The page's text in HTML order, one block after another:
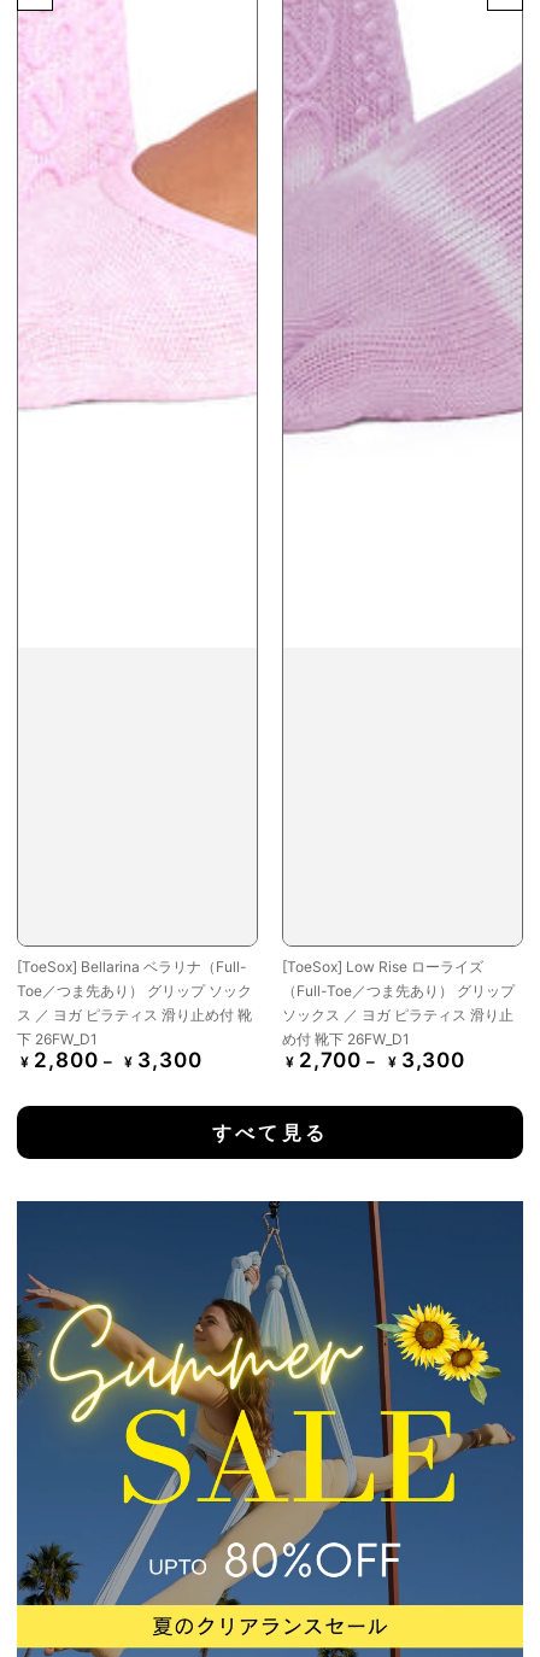
[ToeSox] Bellarina ベラリナ（Full-
Toe／つま先あり） グリップ ソック
ス ／ ヨガ ピラティス 滑り止め付 靴
下 26FW_D1
定
¥ 2,800 ¥ 3,300
[ToeSox] Low Rise ローライズ
（Full-Toe／つま先あり） グリップ
ソックス ／ ヨガ ピラティス 滑り止
め付 靴下 26FW_D1
定
¥ 2,700 ¥ 3,300
すべて見る